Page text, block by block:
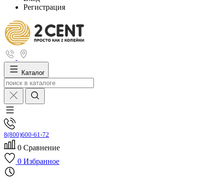
Регистрация
Каталог
8(800)600-61-72
0 Сравнение
0 Избранное